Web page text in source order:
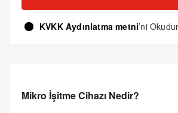
KVKK Aydınlatma metni’ni
Mikro İşitme Cihazı Nedir?